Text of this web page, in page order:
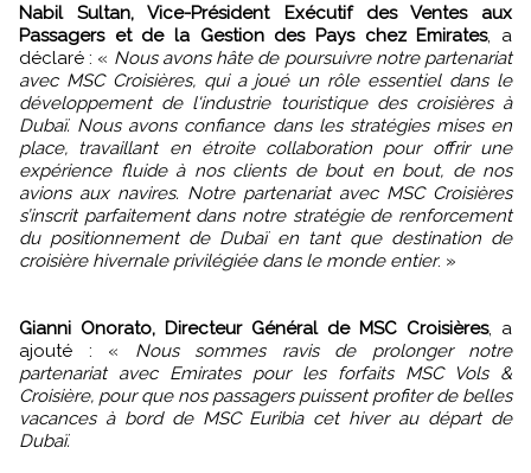
Nabil Sultan, Vice-Président Exécutif des Ventes aux
Passagers et de la Gestion des Pays chez Emirates, a
déclaré : « Nous avons hâte de poursuivre notre partenariat
avec MSC Croisières, qui a joué un rôle essentiel dans le
développement de l'industrie touristique des croisières à
Dubaï. Nous avons confiance dans les stratégies mises en
place, travaillant en étroite collaboration pour offrir une
expérience fluide à nos clients de bout en bout, de nos
avions aux navires. Notre partenariat avec MSC Croisières
s’inscrit parfaitement dans notre stratégie de renforcement
du positionnement de Dubaï en tant que destination de
croisière hivernale privilégiée dans le monde entier. »
Gianni Onorato, Directeur Général de MSC Croisières, a
ajouté : « Nous sommes ravis de prolonger notre
partenariat avec Emirates pour les forfaits MSC Vols &
Croisière, pour que nos passagers puissent profiter de belles
vacances à bord de MSC Euribia cet hiver au départ de
Dubaï.